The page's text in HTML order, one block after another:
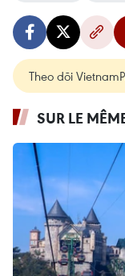
Theo dõi
SUR LE